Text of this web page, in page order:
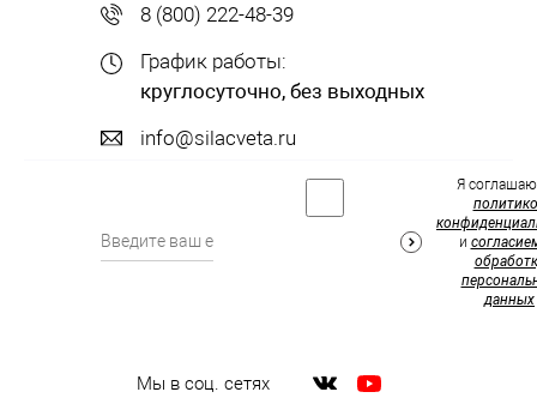
8 (800) 222-48-39
График работы:
круглосуточно, без выходных
info@silacveta.ru
Мы в соц. сетях
Я
и
данных